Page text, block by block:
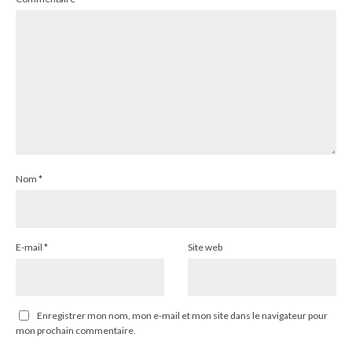
Nom *
E-mail * Site web
Enregistrer mon nom, mon e-mail et mon site dans le navigateur pour
mon prochain commentaire.